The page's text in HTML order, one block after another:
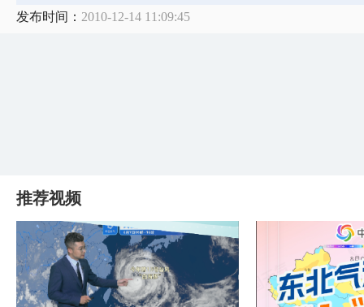
发布时间： 2010-12-14 11:09:45
推荐视频